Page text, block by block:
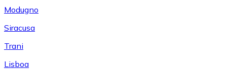
Modugno
Siracusa
Trani
Lisboa